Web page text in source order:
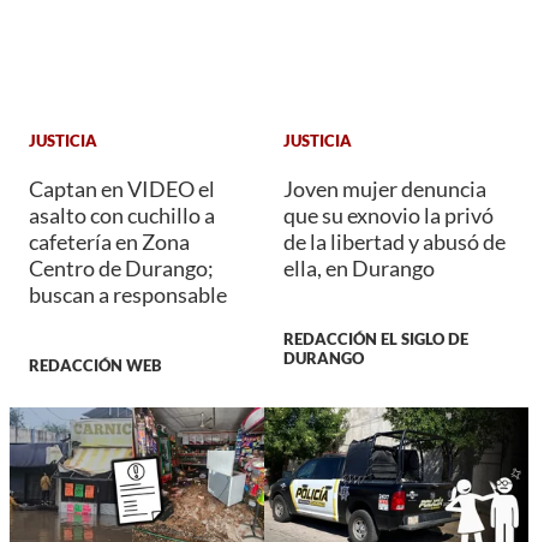
JUSTICIA
Captan en VIDEO el
asalto con cuchillo a
cafetería en Zona
Centro de Durango;
buscan a responsable
REDACCIÓN WEB
JUSTICIA
Joven mujer denuncia
que su exnovio la privó
de la libertad y abusó de
ella, en Durango
REDACCIÓN EL SIGLO DE
DURANGO